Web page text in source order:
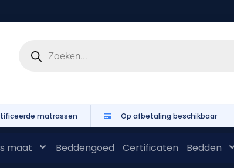
matrassen Op afbetaling beschikbaar
maat Beddengoed Certificaten Bedden